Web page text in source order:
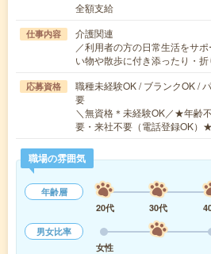
全額支給
仕事内容
介護関連
／利用者の方の日常生活をサ
い物や散歩に付き添ったり・
応募資格
職種未経験OK / ブランクOK /
要
＼無資格＊未経験OK／★年齢
要・来社不要（電話登録OK
職場の雰囲気
年齢層
20代
30代
男女比率
女性